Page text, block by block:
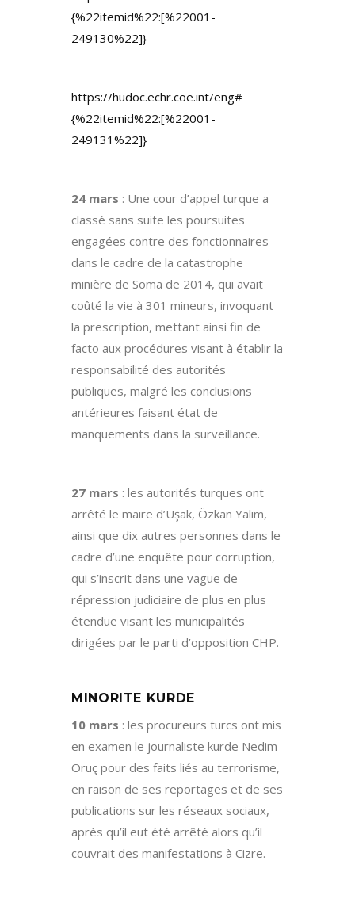
{%22itemid%22:[%22001-
249130%22]}
https://hudoc.echr.coe.int/eng#
{%22itemid%22:[%22001-
249131%22]}
24 mars : Une cour d’appel turque a
classé sans suite les poursuites
engagées contre des fonctionnaires
dans le cadre de la catastrophe
minière de Soma de 2014, qui avait
coûté la vie à 301 mineurs, invoquant
la prescription, mettant ainsi fin de
facto aux procédures visant à établir la
responsabilité des autorités
publiques, malgré les conclusions
antérieures faisant état de
manquements dans la surveillance.
27 mars : les autorités turques ont
arrêté le maire d’Uşak, Özkan Yalım,
ainsi que dix autres personnes dans le
cadre d’une enquête pour corruption,
qui s’inscrit dans une vague de
répression judiciaire de plus en plus
étendue visant les municipalités
dirigées par le parti d’opposition CHP.
MINORITE KURDE
10 mars : les procureurs turcs ont mis
en examen le journaliste kurde Nedim
Oruç pour des faits liés au terrorisme,
en raison de ses reportages et de ses
publications sur les réseaux sociaux,
après qu’il eut été arrêté alors qu’il
couvrait des manifestations à Cizre.